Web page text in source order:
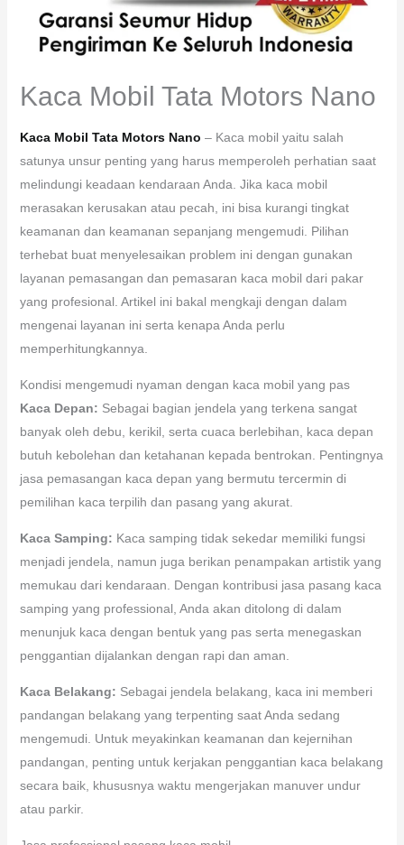
Kaca Mobil Tata Motors Nano
Kaca Mobil Tata Motors Nano – Kaca mobil yaitu salah
satunya unsur penting yang harus memperoleh perhatian saat
melindungi keadaan kendaraan Anda. Jika kaca mobil
merasakan kerusakan atau pecah, ini bisa kurangi tingkat
keamanan dan keamanan sepanjang mengemudi. Pilihan
terhebat buat menyelesaikan problem ini dengan gunakan
layanan pemasangan dan pemasaran kaca mobil dari pakar
yang profesional. Artikel ini bakal mengkaji dengan dalam
mengenai layanan ini serta kenapa Anda perlu
memperhitungkannya.
Kondisi mengemudi nyaman dengan kaca mobil yang pas
Kaca Depan: Sebagai bagian jendela yang terkena sangat
banyak oleh debu, kerikil, serta cuaca berlebihan, kaca depan
butuh kebolehan dan ketahanan kepada bentrokan. Pentingnya
jasa pemasangan kaca depan yang bermutu tercermin di
pemilihan kaca terpilih dan pasang yang akurat.
Kaca Samping: Kaca samping tidak sekedar memiliki fungsi
menjadi jendela, namun juga berikan penampakan artistik yang
memukau dari kendaraan. Dengan kontribusi jasa pasang kaca
samping yang professional, Anda akan ditolong di dalam
menunjuk kaca dengan bentuk yang pas serta menegaskan
penggantian dijalankan dengan rapi dan aman.
Kaca Belakang: Sebagai jendela belakang, kaca ini memberi
pandangan belakang yang terpenting saat Anda sedang
mengemudi. Untuk meyakinkan keamanan dan kejernihan
pandangan, penting untuk kerjakan penggantian kaca belakang
secara baik, khususnya waktu mengerjakan manuver undur
atau parkir.